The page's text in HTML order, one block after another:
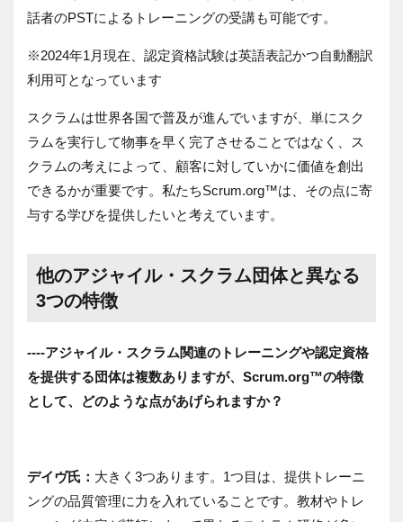
話者のPSTによるトレーニングの受講も可能です。
※2024年1月現在、認定資格試験は英語表記かつ自動翻訳
利用可となっています
スクラムは世界各国で普及が進んでいますが、単にスク
ラムを実行して物事を早く完了させることではなく、ス
クラムの考えによって、顧客に対していかに価値を創出
できるかが重要です。私たちScrum.org™は、その点に寄
与する学びを提供したいと考えています。
他のアジャイル・スクラム団体と異なる
3つの特徴
----アジャイル・スクラム関連のトレーニングや認定資格
を提供する団体は複数ありますが、Scrum.org™の特徴
として、どのような点があげられますか？
デイヴ氏： 大きく3つあります。1つ目は、提供トレーニ
ングの品質管理に力を入れていることです。教材やトレ